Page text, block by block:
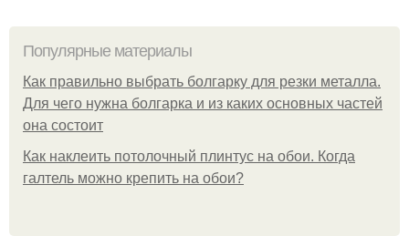
Популярные материалы
Как правильно выбрать болгарку для резки металла.
Для чего нужна болгарка и из каких основных частей
она состоит
Как наклеить потолочный плинтус на обои. Когда
галтель можно крепить на обои?